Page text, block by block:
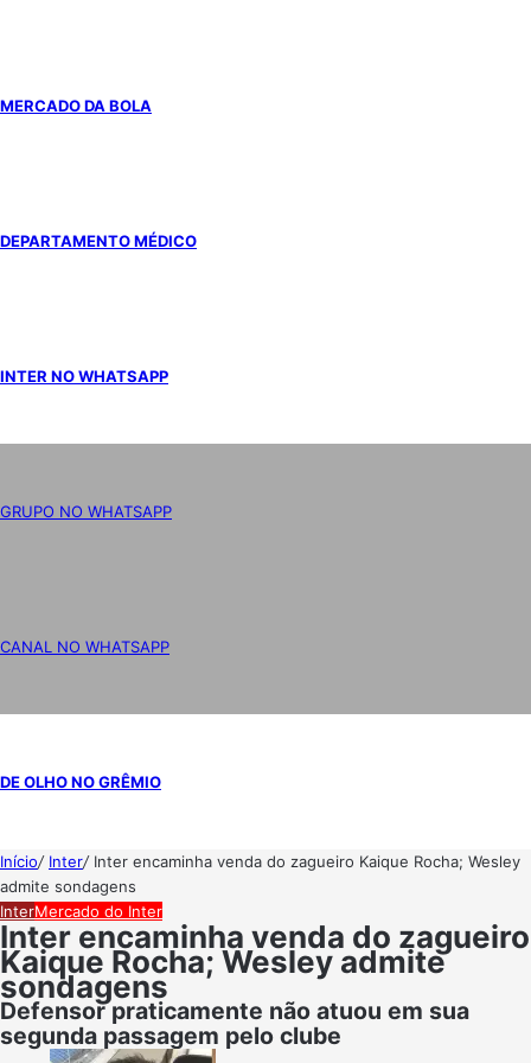
MERCADO DA BOLA
DEPARTAMENTO MÉDICO
INTER NO WHATSAPP
GRUPO NO WHATSAPP
CANAL NO WHATSAPP
DE OLHO NO GRÊMIO
Início/ Inter/ Inter encaminha venda do zagueiro Kaique Rocha; Wesley
admite sondagens
InterMercado do Inter
Inter encaminha venda do zagueiro
Kaique Rocha; Wesley admite
sondagens
Defensor praticamente não atuou em sua
segunda passagem pelo clube